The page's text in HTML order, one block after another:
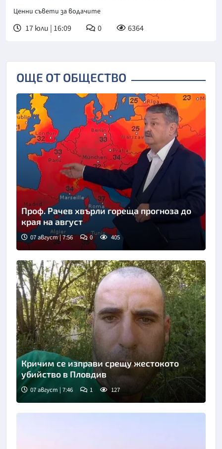
Ценни съвети за водачите
17 юли | 16:09 0 6364
ОЩЕ ОТ ОБЩЕСТВО
Снимка: бТВ
Проф. Рачев хвърли гореща прогноза до
края на август
07 август | 7:56 0 405
Кричим се изправи срещу жестокото
убийство в Пловдив
07 август | 7:46 1 127